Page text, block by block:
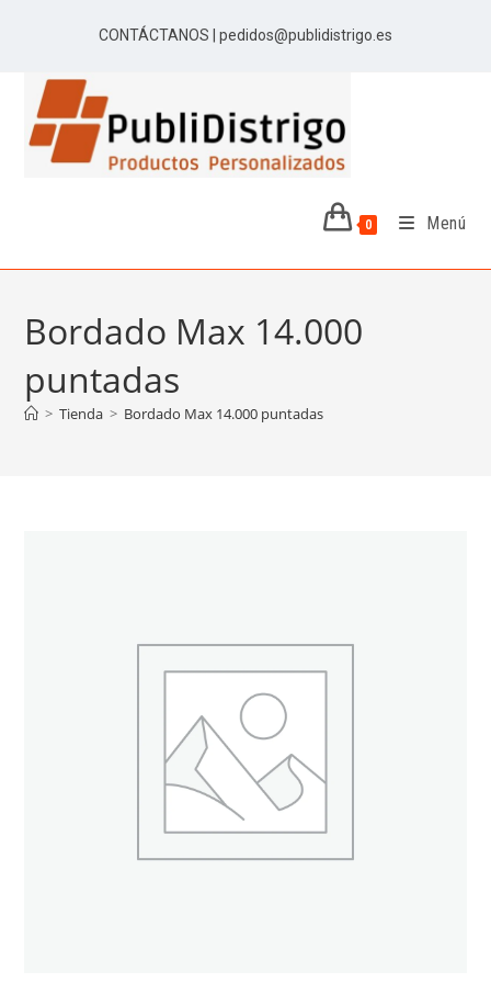
CONTÁCTANOS | pedidos@publidistrigo.es
0 Menú
Bordado Max 14.000
puntadas
> Tienda > Bordado Max 14.000 puntadas